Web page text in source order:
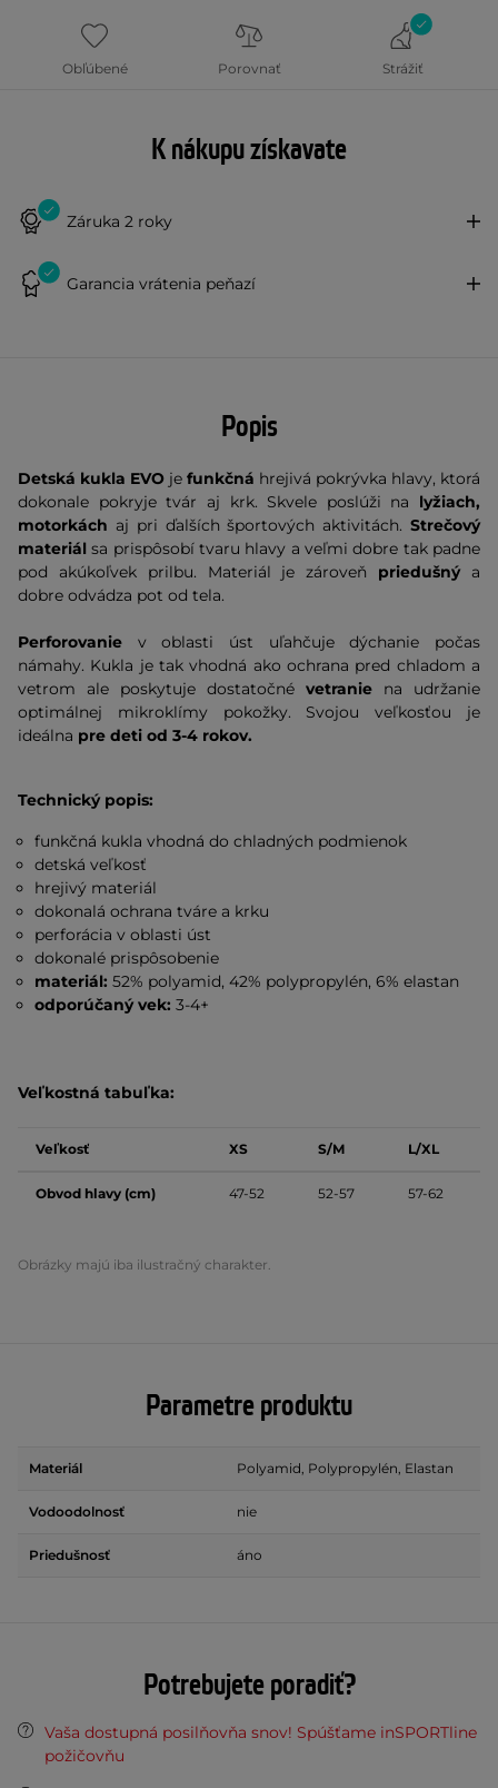
Obľúbené Porovnať Strážiť
K nákupu získavate
Záruka 2 roky
Garancia vrátenia peňazí
Popis
Detská kukla EVO je funkčná hrejivá pokrývka hlavy, ktorá
dokonale pokryje tvár aj krk. Skvele poslúži na lyžiach,
motorkách aj pri ďalších športových aktivitách. Strečový
materiál sa prispôsobí tvaru hlavy a veľmi dobre tak padne
pod akúkoľvek prilbu. Materiál je zároveň priedušnýa
dobre odvádza pot od tela.
Perforovanie v oblasti úst uľahčuje dýchanie počas
námahy. Kukla je tak vhodná ako ochrana pred chladom a
vetrom ale poskytuje dostatočné vetranie na udržanie
optimálnej mikroklímy pokožky. Svojou veľkosťou je
ideálna pre deti od 3-4 rokov.
Technický popis:
funkčná kukla vhodná do chladných podmienok
detská veľkosť
hrejivý materiál
dokonalá ochrana tváre a krku
perforácia v oblasti úst
dokonalé prispôsobenie
materiál: 52% polyamid, 42% polypropylén, 6% elastan
odporúčaný vek: 3-4+
Veľkostná tabuľka:
Veľkosť XS S/M L/XL
Obvod hlavy (cm) 47-52 52-57 57-62
Obrázky majú iba ilustračný charakter.
Parametre produktu
Materiál Polyamid, Polypropylén, Elastan
Vodoodolnosť nie
Priedušnosť áno
Potrebujete poradiť?
Vaša dostupná posilňovňa snov! Spúšťame inSPORTline
požičovňu